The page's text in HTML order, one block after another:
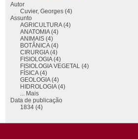
Autor
Cuvier, Georges (4)
Assunto
AGRICULTURA (4)
ANATOMIA (4)
ANIMAIS (4)
BOTÂNICA (4)
CIRURGIA (4)
FISIOLOGIA (4)
FISIOLOGIA VEGETAL (4)
FÍSICA (4)
GEOLOGIA (4)
HIDROLOGIA (4)
... Mais
Data de publicação
1834 (4)